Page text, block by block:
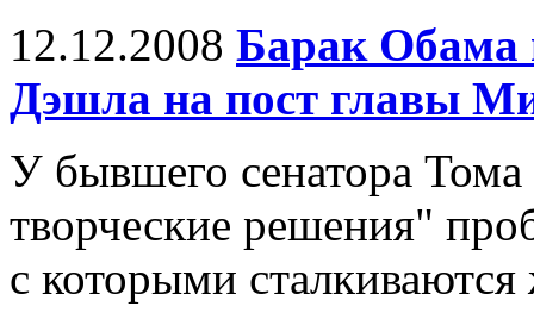
12.12.2008 Барак Обама
Дэшла на пост главы
У бывшего сенатора
творческие решения"
с которыми